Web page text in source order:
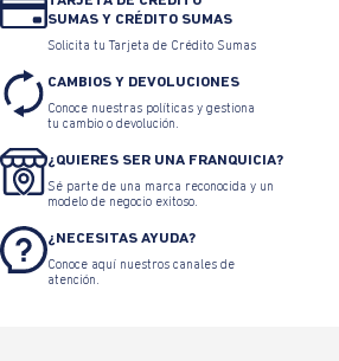
SUMAS Y CRÉDITO SUMAS
Solicita tu Tarjeta de Crédito Sumas
CAMBIOS Y DEVOLUCIONES
Conoce nuestras políticas y gestiona
tu cambio o devolución.
¿QUIERES SER UNA FRANQUICIA?
Sé parte de una marca reconocida y un
modelo de negocio exitoso.
¿NECESITAS AYUDA?
Conoce aquí nuestros canales de
atención.